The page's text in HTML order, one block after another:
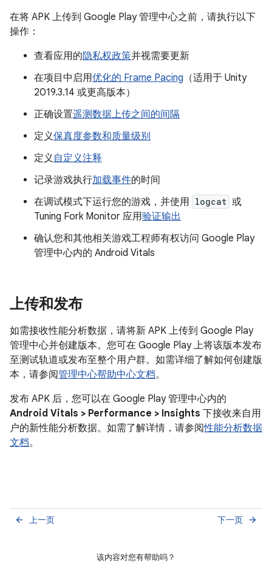
在将 APK 上传到 Google Play 管理中心之前，请执行以下
操作：
查看应用的隐私权政策并视需要更新
在项目中启用优化的 Frame Pacing （适用于 Unity
2019.3.14 或更高版本）
正确设置遥测数据上传之间的间隔
定义保真度参数和质量级别
定义自定义注释
记录游戏执行加载事件的时间
在调试模式下运行您的游戏，并使用 logcat 或
Tuning Fork Monitor 应用验证输出
确认您和其他相关游戏工程师有权访问 Google Play
管理中心内的 Android Vitals
上传和发布
如需接收性能分析数据，请将新 APK 上传到 Google Play
管理中心并创建版本。您可在 Google Play 上将该版本发布
至测试轨道或发布至整个用户群。如需详细了解如何创建版
本，请参阅管理中心帮助中心文档。
发布 APK 后，您可以在 Google Play 管理中心内的
Android Vitals > Performance > Insights 下接收来自用
户的新性能分析数据。如需了解详情，请参阅性能分析数据
文档。
上一页
arrow_back 下一页 arrow_forward
该内容对您有帮助吗？